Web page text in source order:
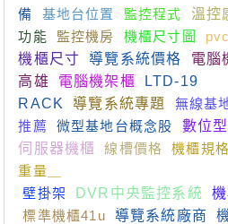
備
基地台位置 監控程式 溫控
功能
監控機房 機櫃尺寸圖
機櫃尺寸
導覽系統價格
電腦
高雄
電腦機架櫃
LTD-19
RACK
導覽系統專題
無線基
推薦
微型基地台概念股 數位
伺服器機櫃
線槽價格
機櫃規
重量＿
壁掛架
DVR中央監控系統
標準機櫃41u
導覽系統廠商